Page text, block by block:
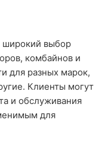
широкий выбор
комбайнов и
для разных марок,
Клиенты могут
и обслуживания
для